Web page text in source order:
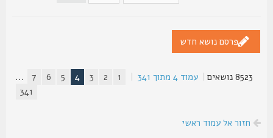
פרסם נושא חדש
| עמוד4מתוך341
|
1
5
7
...
חזור אל עמוד ראשי